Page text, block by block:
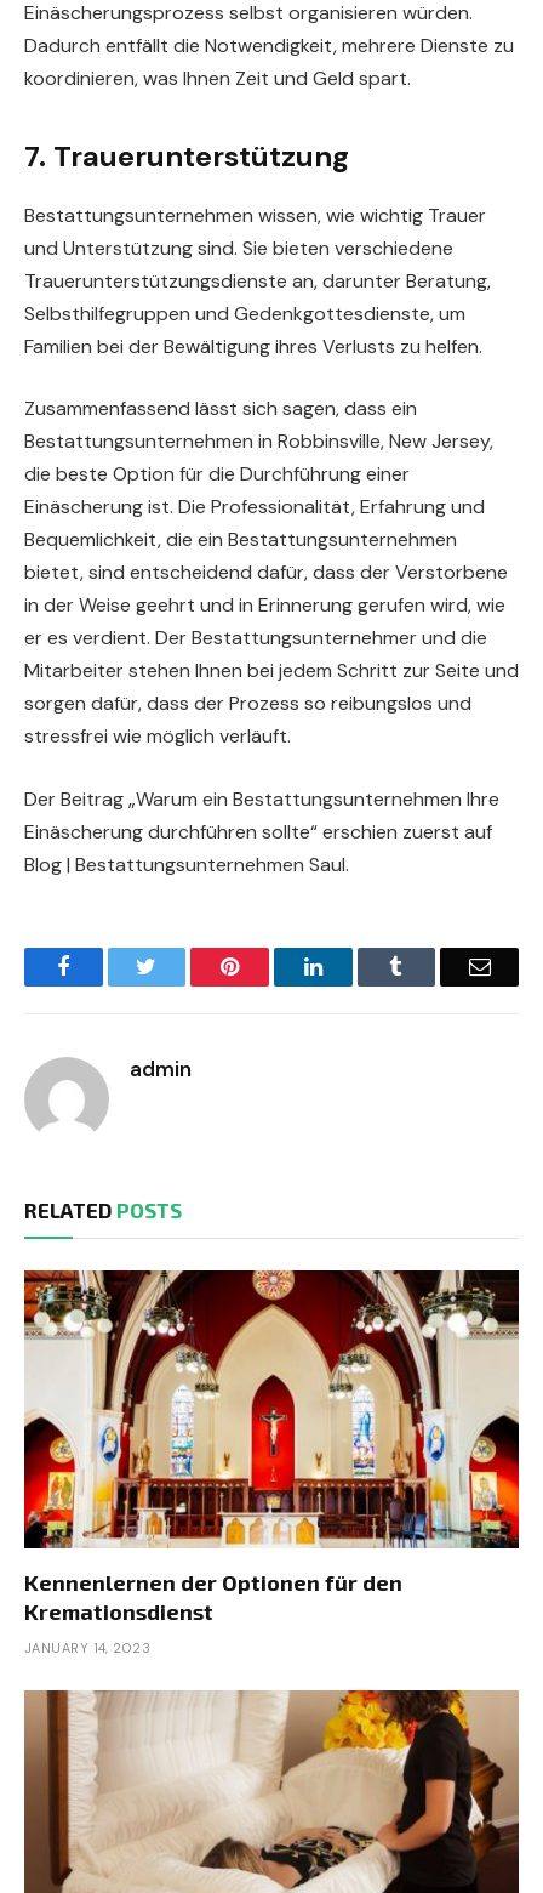
Einäscherungsprozess selbst organisieren würden.
Dadurch entfällt die Notwendigkeit, mehrere Dienste zu
koordinieren, was Ihnen Zeit und Geld spart.
7. Trauerunterstützung
Bestattungsunternehmen wissen, wie wichtig Trauer
und Unterstützung sind. Sie bieten verschiedene
Trauerunterstützungsdienste an, darunter Beratung,
Selbsthilfegruppen und Gedenkgottesdienste, um
Familien bei der Bewältigung ihres Verlusts zu helfen.
Zusammenfassend lässt sich sagen, dass ein
Bestattungsunternehmen in Robbinsville, New Jersey,
die beste Option für die Durchführung einer
Einäscherung ist. Die Professionalität, Erfahrung und
Bequemlichkeit, die ein Bestattungsunternehmen
bietet, sind entscheidend dafür, dass der Verstorbene
in der Weise geehrt und in Erinnerung gerufen wird, wie
er es verdient. Der Bestattungsunternehmer und die
Mitarbeiter stehen Ihnen bei jedem Schritt zur Seite und
sorgen dafür, dass der Prozess so reibungslos und
stressfrei wie möglich verläuft.
Der Beitrag „Warum ein Bestattungsunternehmen Ihre
Einäscherung durchführen sollte“ erschien zuerst auf
Blog | Bestattungsunternehmen Saul.
Facebook Pinterest LinkedIn Email
admin
RELATED POSTS
Kennenlernen der Optionen für den
Kremationsdienst
JANUARY 14, 2023